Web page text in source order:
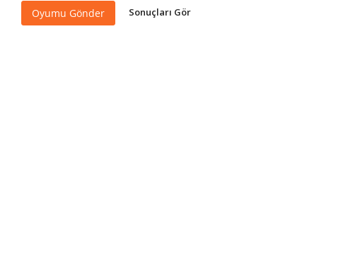
Oyumu Gönder Sonuçları Gör